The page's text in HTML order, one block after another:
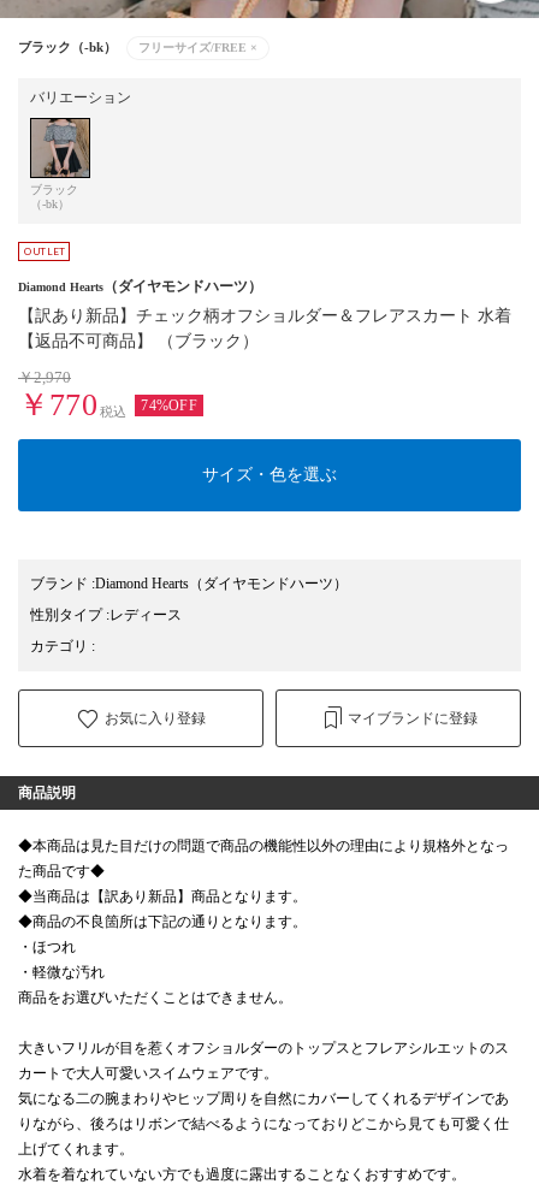
ブラック（-bk） フリーサイズ/FREE ×
バリエーション
ブラック
（-bk）
Diamond Hearts （ダイヤモンドハーツ）
【訳あり新品】チェック柄オフショルダー＆フレアスカート 水着
【返品不可商品】 （ブラック）
￥2,970
￥770 税込 74%OFF
サイズ・色を選ぶ
ブランド :Diamond Hearts （ダイヤモンドハーツ）
性別タイプ:レディース
カテゴリ :
お気に入り登録 マイブランドに登録
商品説明
◆本商品は見た目だけの問題で商品の機能性以外の理由により規格外となっ
た商品です◆
◆当商品は【訳あり新品】商品となります。
◆商品の不良箇所は下記の通りとなります。
・ほつれ
・軽微な汚れ
商品をお選びいただくことはできません。
大きいフリルが目を惹くオフショルダーのトップスとフレアシルエットのス
カートで大人可愛いスイムウェアです。
気になる二の腕まわりやヒップ周りを自然にカバーしてくれるデザインであ
りながら、後ろはリボンで結べるようになっておりどこから見ても可愛く仕
上げてくれます。
水着を着なれていない方でも過度に露出することなくおすすめです。